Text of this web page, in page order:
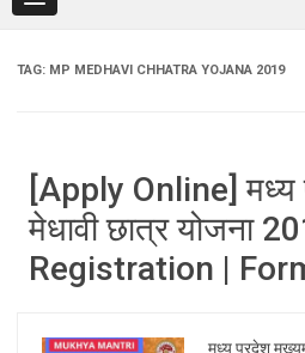
TAG: MP MEDHAVI CHHATRA YOJANA 2019
[Apply Online] मध्य
मेधावी छात्र योजना
Registration |
मध्य प्रदेश